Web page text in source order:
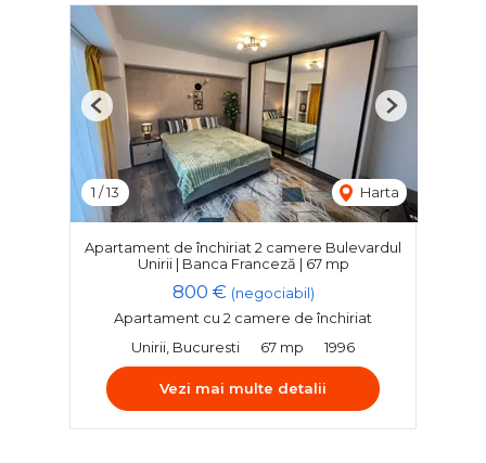
1 /13 Harta
Previous Next
Apartament de închiriat 2 camere Bulevardul
Unirii | Banca Franceză | 67 mp
800 € (negociabil)
Apartament cu 2 camere de închiriat
Unirii, Bucuresti
67 mp 1996
Vezi mai multe detalii